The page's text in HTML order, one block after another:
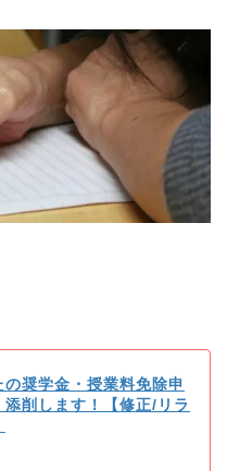
の奨学金・授業料免除申
添削します！【修正/リラ